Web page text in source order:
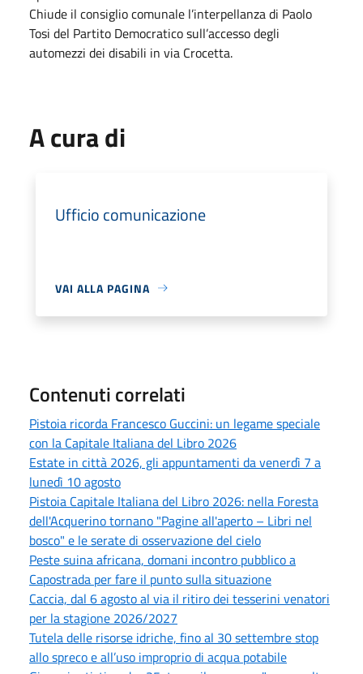
Chiude il consiglio comunale l’interpellanza di Paolo
Tosi del Partito Democratico sull’accesso degli
automezzi dei disabili in via Crocetta.
A cura di
Ufficio comunicazione
VAI ALLA PAGINA
Contenuti correlati
Pistoia ricorda Francesco Guccini: un legame speciale
con la Capitale Italiana del Libro 2026
Estate in città 2026, gli appuntamenti da venerdì 7 a
lunedì 10 agosto
Pistoia Capitale Italiana del Libro 2026: nella Foresta
dell'Acquerino tornano "Pagine all'aperto – Libri nel
bosco" e le serate di osservazione del cielo
Peste suina africana, domani incontro pubblico a
Capostrada per fare il punto sulla situazione
Caccia, dal 6 agosto al via il ritiro dei tesserini venatori
per la stagione 2026/2027
Tutela delle risorse idriche, fino al 30 settembre stop
allo spreco e all’uso improprio di acqua potabile